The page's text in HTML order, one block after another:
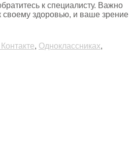
к специалисту. Важно
своему здоровью, и ваше зрение
, Одноклассниках,